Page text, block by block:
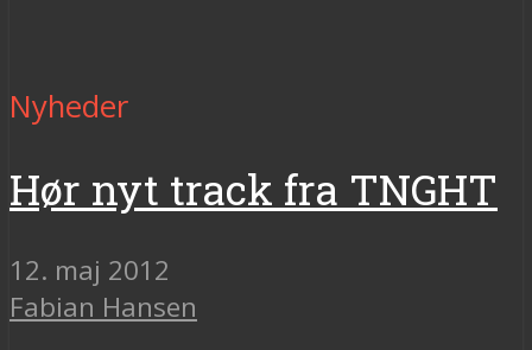
Nyheder
Hør nyt track fra TNGHT
12. maj 2012
Fabian Hansen